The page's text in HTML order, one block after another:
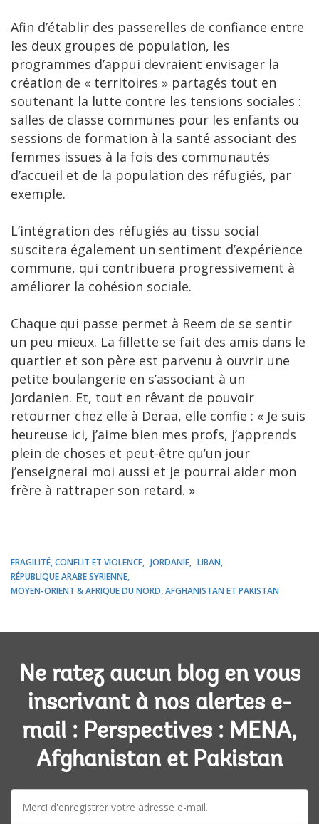
Afin d’établir des passerelles de confiance entre
les deux groupes de population, les
programmes d’appui devraient envisager la
création de « territoires » partagés tout en
soutenant la lutte contre les tensions sociales :
salles de classe communes pour les enfants ou
sessions de formation à la santé associant des
femmes issues à la fois des communautés
d’accueil et de la population des réfugiés, par
exemple.
L’intégration des réfugiés au tissu social
suscitera également un sentiment d’expérience
commune, qui contribuera progressivement à
améliorer la cohésion sociale.
Chaque qui passe permet à Reem de se sentir
un peu mieux. La fillette se fait des amis dans le
quartier et son père est parvenu à ouvrir une
petite boulangerie en s’associant à un
Jordanien. Et, tout en rêvant de pouvoir
retourner chez elle à Deraa, elle confie : « Je suis
heureuse ici, j’aime bien mes profs, j’apprends
plein de choses et peut-être qu’un jour
j’enseignerai moi aussi et je pourrai aider mon
frère à rattraper son retard. »
FRAGILITÉ, CONFLIT ET VIOLENCE JORDANIE
LIBAN
RÉPUBLIQUE ARABE SYRIENNE
MOYEN-ORIENT & AFRIQUE DU NORD, AFGHANISTAN ET PAKISTAN
Ne ratez aucun blog en vous
inscrivant à nos alertes e-
mail : Perspectives : MENA,
Afghanistan et Pakistan
mail: